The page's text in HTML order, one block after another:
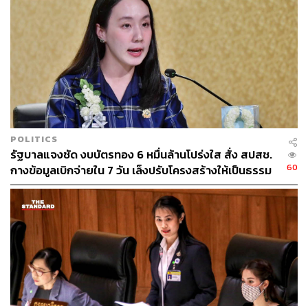
159
ABOUT THE AUTHOR
THE STANDARD TEAM
กองบรรณาธิการ THE STANDARD
POLITICS
รัฐบาลแจงชัด งบบัตรทอง 6 หมื่นล้านโปร่งใส สั่ง สปสช.
กางข้อมูลเบิกจ่ายใน 7 วัน เล็งปรับโครงสร้างให้เป็นธรรม
60